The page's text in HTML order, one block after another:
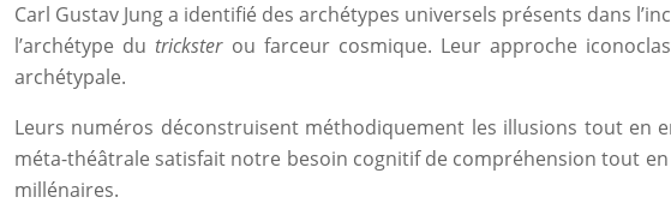
Carl Gustav Jung a identifié des archétypes universels présents dans
l’archétype du trickster ou farceur cosmique. Leur approche
archétypale.
Leurs numéros déconstruisent méthodiquement les illusions tout en
méta-théâtrale satisfait notre besoin cognitif de compréhension tout
millénaires.